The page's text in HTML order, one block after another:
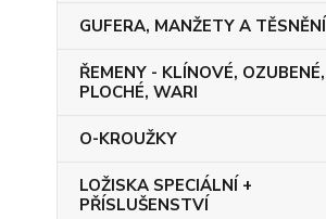
GUFERA, MANŽETY A TĚSNĚNÍ
ŘEMENY - KLÍNOVÉ, OZUBENÉ,
PLOCHÉ, WARI
O-KROUŽKY
LOŽISKA SPECIÁLNÍ +
PŘÍSLUŠENSTVÍ